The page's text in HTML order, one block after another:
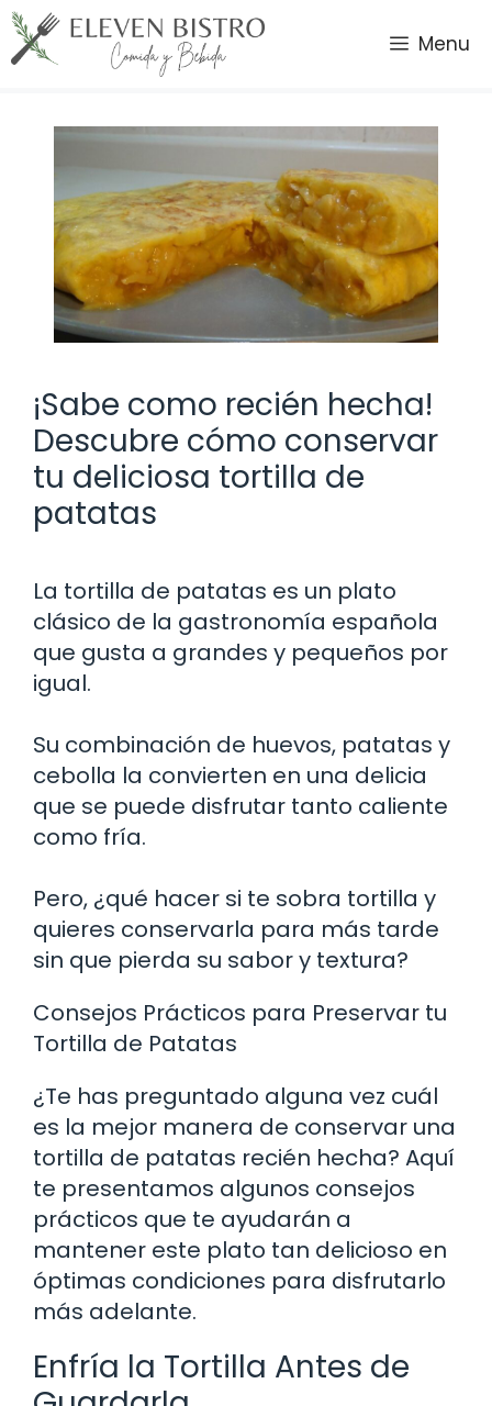
Saltar
al
contenido
Menu
¡Sabe como recién hecha!
Descubre cómo conservar
tu deliciosa tortilla de
patatas
La tortilla de patatas es un plato
clásico de la gastronomía española
que gusta a grandes y pequeños por
igual.
Su combinación de huevos, patatas y
cebolla la convierten en una delicia
que se puede disfrutar tanto caliente
como fría.
Pero, ¿qué hacer si te sobra tortilla y
quieres conservarla para más tarde
sin que pierda su sabor y textura?
Consejos Prácticos para Preservar tu
Tortilla de Patatas
¿Te has preguntado alguna vez cuál
es la mejor manera de conservar una
tortilla de patatas recién hecha? Aquí
te presentamos algunos consejos
prácticos que te ayudarán a
mantener este plato tan delicioso en
óptimas condiciones para disfrutarlo
más adelante.
Enfría la Tortilla Antes de